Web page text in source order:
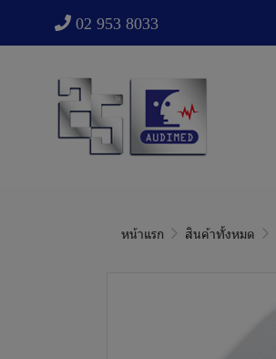
02 953 8033
หน้าแรก สินค้าทั้งหมด